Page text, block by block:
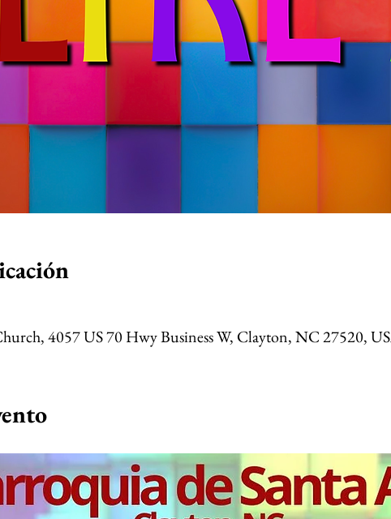
4057 US 70 Hwy Business W, Clayton, NC 27520,